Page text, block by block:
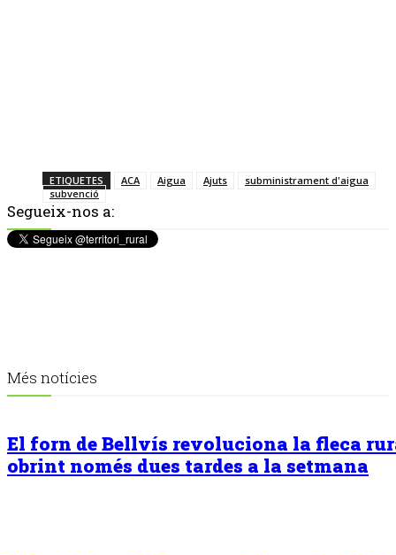
ETIQUETES ACA Aigua Ajuts
subministrament d'aigua
subvenció
Segueix-nos a:
Més notícies
El forn de Bellvís revoluciona la fleca
obrint només dues tardes a la setmana